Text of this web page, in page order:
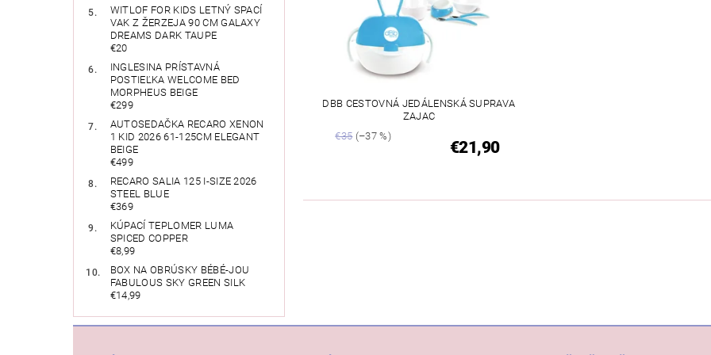
WITLOF FOR KIDS LETNÝ SPACÍ
VAK Z ŽERZEJA 90 CM GALAXY
DREAMS DARK TAUPE
€20
INGLESINA PRÍSTAVNÁ
POSTIEĽKA WELCOME BED
MORPHEUS BEIGE
€299
AUTOSEDAČKA RECARO XENON
1 KID 2026 61-125CM ELEGANT
BEIGE
€499
RECARO SALIA 125 I-SIZE 2026
STEEL BLUE
€369
KÚPACÍ TEPLOMER LUMA
SPICED COPPER
€8,99
BOX NA OBRÚSKY BÉBÉ-JOU
FABULOUS SKY GREEN SILK
€14,99
DBB CESTOVNÁ JEDÁLENSKÁ SUPRAVA
ZAJAC
€35(–37 %)
€21,90